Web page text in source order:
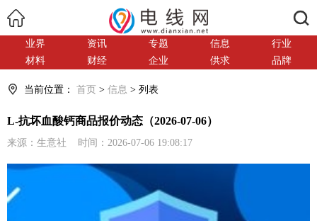
业界 资讯 专题 信息
行业
材料
财经 企业 供求 品牌
当前位置： 首页 > 信息 > 列表
L-抗坏血酸钙商品报价动态（2026-07-06）
来源：生意社 时间：2026-07-06 19:08:17